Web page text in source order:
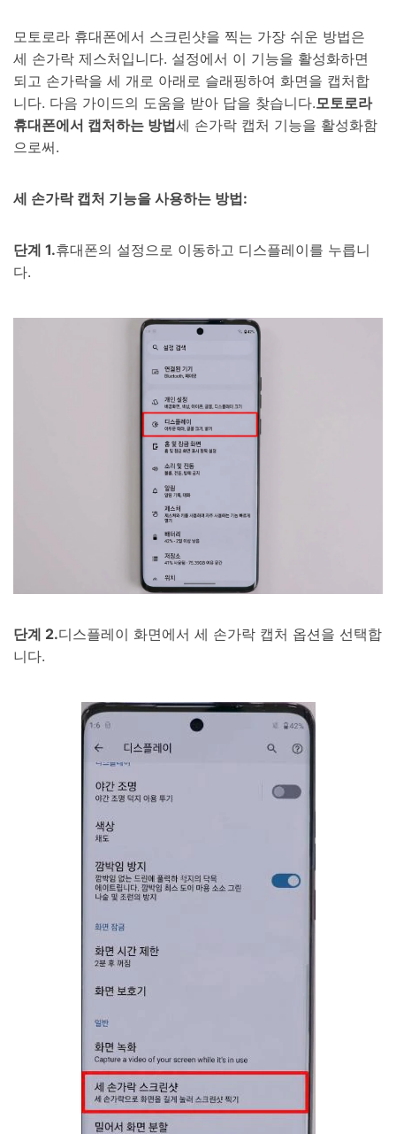
모토로라 휴대폰에서 스크린샷을 찍는 가장 쉬운 방법은
세 손가락 제스처입니다. 설정에서 이 기능을 활성화하면
되고 손가락을 세 개로 아래로 슬래핑하여 화면을 캡처합
니다. 다음 가이드의 도움을 받아 답을 찾습니다.모토로라
휴대폰에서 캡처하는 방법세 손가락 캡처 기능을 활성화함
으로써.
세 손가락 캡처 기능을 사용하는 방법:
단계 1.휴대폰의 설정으로 이동하고 디스플레이를 누릅니
다.
단계 2.디스플레이 화면에서 세 손가락 캡처 옵션을 선택합
니다.